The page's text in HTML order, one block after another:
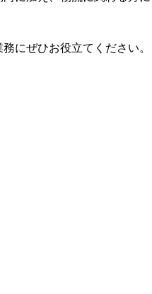
にぜひお役立てください。